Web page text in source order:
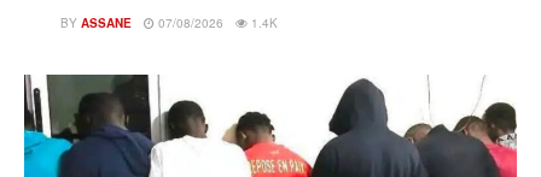
BY ASSANE 07/08/2026 1.4K